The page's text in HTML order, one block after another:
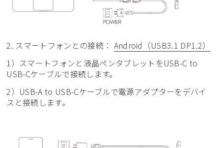
2. スマートフォンとの接続： Android（USB3.1 DP1.2）
1）スマートフォンと液晶ペンタブレットをUSB-C to
USB-Cケーブルで接続します。
2）USB-A to USB-Cケーブルで電源アダプターをデバイ
スと接続します。